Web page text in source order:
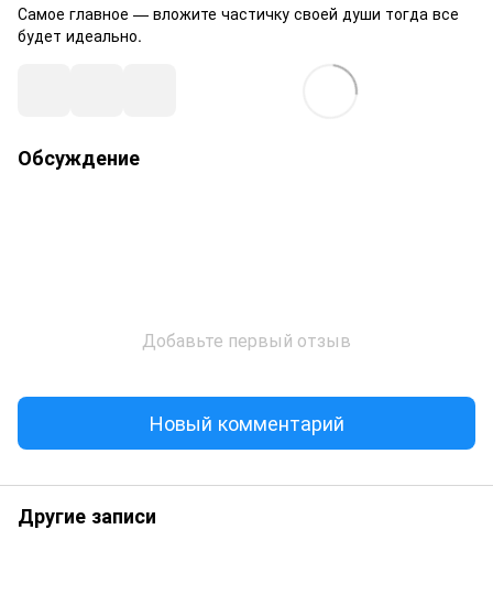
Самое главное — вложите частичку своей души тогда все
будет идеально.
Обсуждение
Добавьте первый отзыв
Новый комментарий
Другие записи